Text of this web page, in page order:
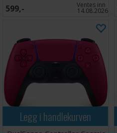
599,- Ventes inn
14.08.2026
Legg i handlekurven